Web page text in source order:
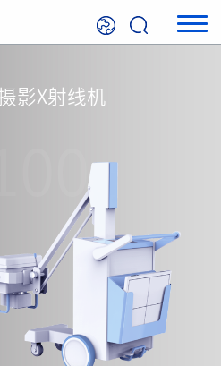
影X射线机